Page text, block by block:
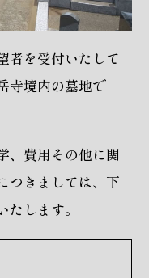
者を受付いたして
寺境内の墓地で
、費用その他に関
つきましては、下
します。